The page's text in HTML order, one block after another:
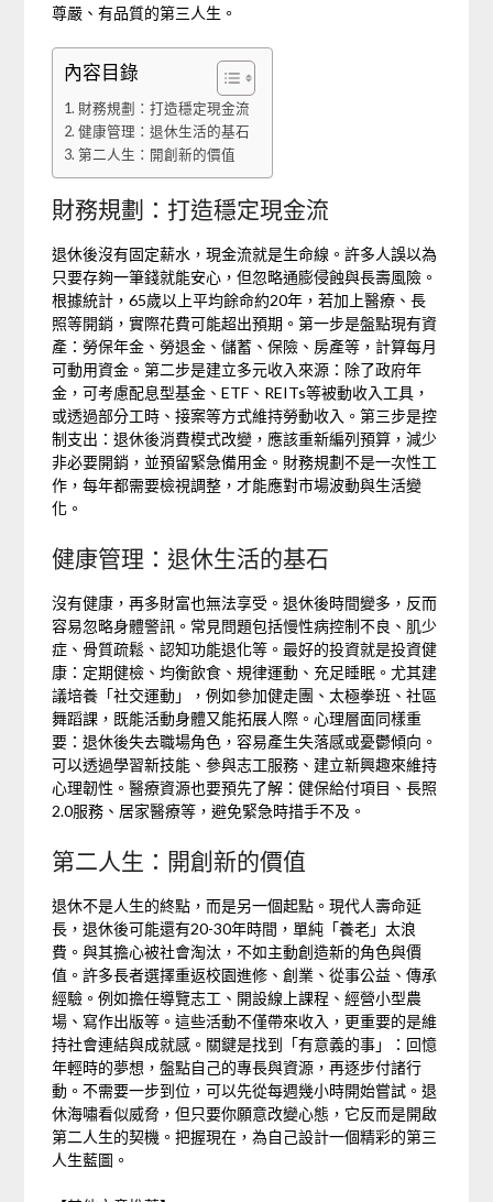
尊嚴、有品質的第三人生。
內容目錄
財務規劃：打造穩定現金流
健康管理：退休生活的基石
第二人生：開創新的價值
財務規劃：打造穩定現金流
退休後沒有固定薪水，現金流就是生命線。許多人誤以為
只要存夠一筆錢就能安心，但忽略通膨侵蝕與長壽風險。
根據統計，65歲以上平均餘命約20年，若加上醫療、長
照等開銷，實際花費可能超出預期。第一步是盤點現有資
產：勞保年金、勞退金、儲蓄、保險、房產等，計算每月
可動用資金。第二步是建立多元收入來源：除了政府年
金，可考慮配息型基金、ETF、REITs等被動收入工具，
或透過部分工時、接案等方式維持勞動收入。第三步是控
制支出：退休後消費模式改變，應該重新編列預算，減少
非必要開銷，並預留緊急備用金。財務規劃不是一次性工
作，每年都需要檢視調整，才能應對市場波動與生活變
化。
健康管理：退休生活的基石
沒有健康，再多財富也無法享受。退休後時間變多，反而
容易忽略身體警訊。常見問題包括慢性病控制不良、肌少
症、骨質疏鬆、認知功能退化等。最好的投資就是投資健
康：定期健檢、均衡飲食、規律運動、充足睡眠。尤其建
議培養「社交運動」，例如參加健走團、太極拳班、社區
舞蹈課，既能活動身體又能拓展人際。心理層面同樣重
要：退休後失去職場角色，容易產生失落感或憂鬱傾向。
可以透過學習新技能、參與志工服務、建立新興趣來維持
心理韌性。醫療資源也要預先了解：健保給付項目、長照
2.0服務、居家醫療等，避免緊急時措手不及。
第二人生：開創新的價值
退休不是人生的終點，而是另一個起點。現代人壽命延
長，退休後可能還有20-30年時間，單純「養老」太浪
費。與其擔心被社會淘汰，不如主動創造新的角色與價
值。許多長者選擇重返校園進修、創業、從事公益、傳承
經驗。例如擔任導覽志工、開設線上課程、經營小型農
場、寫作出版等。這些活動不僅帶來收入，更重要的是維
持社會連結與成就感。關鍵是找到「有意義的事」：回憶
年輕時的夢想，盤點自己的專長與資源，再逐步付諸行
動。不需要一步到位，可以先從每週幾小時開始嘗試。退
休海嘯看似威脅，但只要你願意改變心態，它反而是開啟
第二人生的契機。把握現在，為自己設計一個精彩的第三
人生藍圖。